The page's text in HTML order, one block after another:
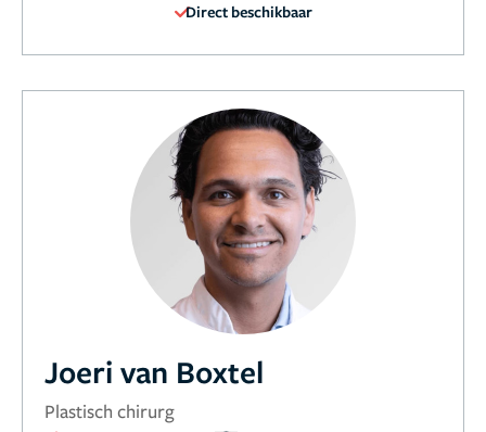
Direct beschikbaar
Joeri van Boxtel
Plastisch chirurg